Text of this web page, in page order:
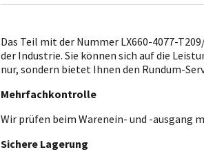
Das Teil mit der Nummer LX660-4077-
der Industrie. Sie können sich auf die
nur, sondern bietet Ihnen den Rundum-
Mehrfachkontrolle
Wir prüfen beim Warenein- und -ausgang
Sichere Lagerung